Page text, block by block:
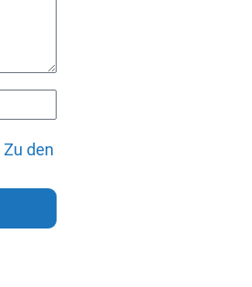
Zu den